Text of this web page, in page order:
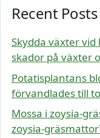
Recent Posts
Skydda växter
skador på växter
Potatisplantans
förvandlades till
Mossa i zoysia-
zoysia-